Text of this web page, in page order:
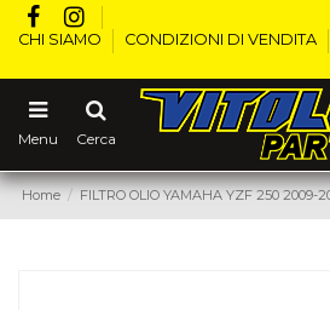
CHI SIAMO CONDIZIONI DI VENDITA
Menu Cerca
Home FILTRO OLIO YAMAHA YZF 250 2009-